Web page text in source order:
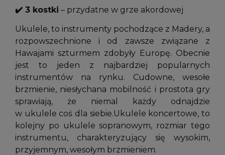
✔️ 3 kostki – przydatne w grze akordowej
Ukulele, to instrumenty pochodzące z Madery, a
rozpowszechnione i od zawsze związane z
Hawajami szturmem zdobyły Europę. Obecnie
jest to jeden z najbardziej popularnych
instrumentów na rynku. Cudowne, wesołe
brzmienie, niesłychana mobilność i prostota gry
sprawiają, że niemal każdy odnajdzie
w ukulele coś dla siebie.Ukulele koncertowe, to
kolejny po ukulele sopranowym, rozmiar tego
instrumentu, charakteryzujący się wysokim,
przyjemnym, wesołym brzmieniem.